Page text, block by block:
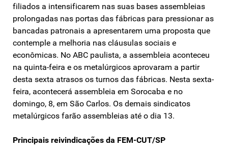
filiados a intensificarem nas suas bases assembleias
prolongadas nas portas das fábricas para pressionar as
bancadas patronais a apresentarem uma proposta que
contemple a melhoria nas cláusulas sociais e
econômicas. No ABC paulista, a assembleia aconteceu
na quinta-feira e os metalúrgicos aprovaram a partir
desta sexta atrasos os turnos das fábricas. Nesta sexta-
feira, acontecerá assembleia em Sorocaba e no
domingo, 8, em São Carlos. Os demais sindicatos
metalúrgicos farão assembleias até o dia 13.
Principais reivindicações da FEM-CUT/SP